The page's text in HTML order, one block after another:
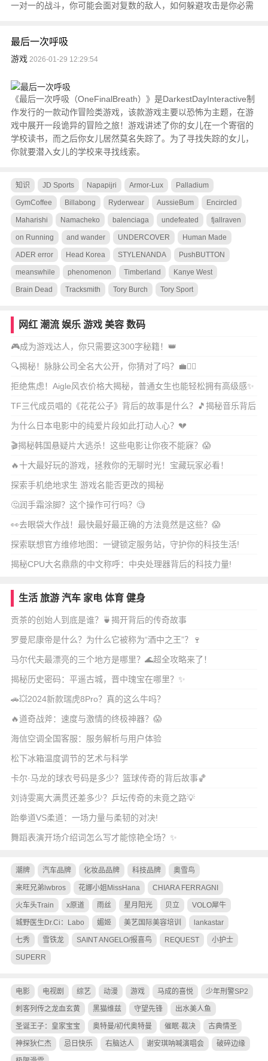
一对一的战斗，你可能会面对复数的敌人，如何躲避攻击是你必需
最后一次呼吸
游戏2026-01-29 12:29:54
《最后一次呼吸（OneFinalBreath）》是DarkestDayInteractive制
作发行的一款动作冒险类游戏，该款游戏主要以恐怖为主题，在游
戏中展开一段诡异的冒险之旅！游戏讲述了你的女儿在一个寄宿的
学校读书，而之后你女儿居然莫名失踪了。为了寻找失踪的女儿，
你就要潜入女儿的学校来寻找线索。
知识 JD Sports Napapijri Armor-Lux Palladium
GymCoffee Billabong Ryderwear AussieBum Encircled
Maharishi Namacheko balenciaga undefeated fjallraven
on Running and wander UNDERCOVER Human Made
ADER error Head Korea STYLENANDA PushBUTTON
meanswhile phenomenon Timberland Kanye West
Brain Dead Tracksmith Tory Burch Tory Sport
网红 潮流 娱乐 游戏 美容 数码
🎮成为游戏达人，你只需要这300字秘籍！👑
🔍揭秘！脉脉公司全名大公开，你猜对了吗？💼🕵️‍♂️
拒绝焦虑！Aigle风衣价格大揭秘，普通女生也能轻松拥有高级感✨
TF三代成员唱的《花花公子》背后的故事是什么？🎵揭秘音乐背后
的情感与成长
为什么日本电影中的纯爱片段如此打动人心？💔
🎬揭秘韩国悬疑片大逃杀！这些电影让你夜不能寐？😱
🔥十大最好玩的游戏，拯救你的无聊时光！宝藏玩家必看！
探索手机绝地求生 游戏名能否更改的揭秘
🤔润手霜涂脚？这个操作可行吗？🧐
👀去眼袋大作战！最快最好最正确的方法竟然是这些？😱
探索联想官方维修地图：一键锁定服务站，守护你的科技生活!
揭秘CPU大名鼎鼎的中文称呼：中央处理器背后的科技力量!
生活 旅游 汽车 家电 体育 健身
贡茶的创始人到底是谁？🍵揭开背后的传奇故事
罗曼尼康帝是什么？为什么它被称为“酒中之王”？🍷
马尔代夫最漂亮的三个地方是哪里？🌊超全攻略来了！
揭秘历史密码：平遥古城，晋中瑰宝在哪里？✨
🚗💥2024新款瑞虎8Pro？真的这么牛吗？
🔥道奇战斧：速度与激情的终极神器？😱
海信空调全国客服：服务解析与用户体验
松下冰箱温度调节的艺术与科学
卡尔·马龙的球衣号码是多少？篮球传奇的背后故事🏀
刘诗雯离大满贯还差多少？乒坛传奇的未竟之路💡
跆拳道VS柔道：一场力量与柔韧的对决!
舞蹈表演开场介绍词怎么写才能惊艳全场？✨
潮牌 汽车品牌 化妆品品牌 科技品牌 奥雪鸟
来旺兄弟lwbros 花娜小姐MissHana CHIARA FERRAGNI
火车头Train x原道 雨丝 星月阳光 贝立 VOLO犀牛
城野医生Dr.Ci：Labo 媚姬 美艺国际美容培训 lankastar
七秀 雪铁龙 SAINT ANGELO/报喜鸟 REQUEST 小护士
SUPERR
电影 电视剧 综艺 动漫 游戏 马成的喜悦 少年刑警SP2
刺客列传之龙血玄黄 黑猫维兹 守望先锋 出水美人鱼
圣诞王子：皇家宝宝 奥特曼/初代奥特曼 催眠·裁决 古典情圣
神探狄仁杰 忌日快乐 右脑达人 谢安琪呐喊演唱会 破碎边缘